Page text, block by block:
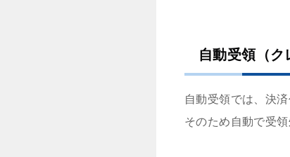
自動受領（ク
自動受領では、決
そのため自動で受